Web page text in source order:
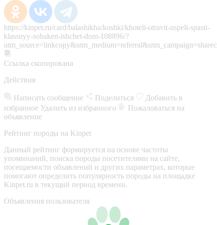
https://kinpet.ru/card/balashikha/koshki/khoteli-otravit-uspeli-spasti-
klassnyy-sobaken-ishchet-dom-108896/?
Ссылка скопирована
Действия
Написать сообщение Поделиться
Добавить в
избранное Удалить из избранного
Пожаловаться на
объявление
Рейтинг породы на Kinpet
Данный рейтинг формируется на основе частоты
упоминаний, поиска породы посетителями на сайте,
посещаемости объявлений и других параметрах, которые
помогают определить популярность породы на площадке
Kinpet.ru в текущий период времени.
Объявления пользователя